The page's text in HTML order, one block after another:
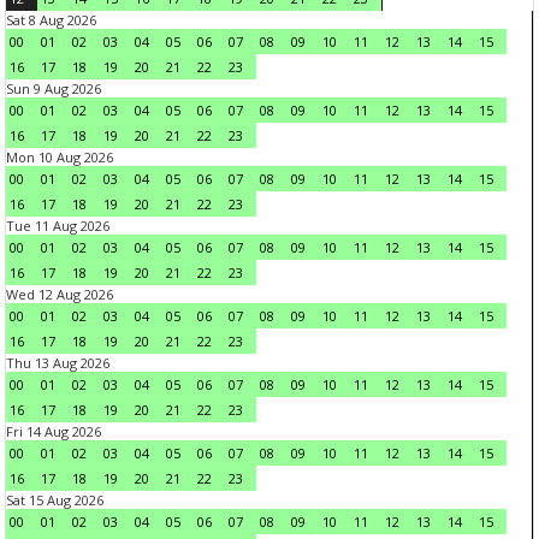
Sat 8 Aug 2026
00
01 02 03 04 05 06 07 08 09 10 11 12 13 14
15
16
17 18 19 20 21 22
23
Sun 9 Aug 2026
00
01 02 03 04 05 06 07 08 09 10 11 12 13 14
15
16
17 18 19 20 21 22
23
Mon 10 Aug 2026
00
01 02 03 04 05 06 07 08 09 10 11 12 13 14
15
16
17 18 19 20 21 22
23
Tue 11 Aug 2026
00
01 02 03 04 05 06 07 08 09 10 11 12 13 14
15
16
17 18 19 20 21 22
23
Wed 12 Aug 2026
00
01 02 03 04 05 06 07 08 09 10 11 12 13 14
15
16
17 18 19 20 21 22
23
Thu 13 Aug 2026
00
01 02 03 04 05 06 07 08 09 10 11 12 13 14
15
16
17 18 19 20 21 22
23
Fri 14 Aug 2026
00
01 02 03 04 05 06 07 08 09 10 11 12 13 14
15
16
17 18 19 20 21 22
23
Sat 15 Aug 2026
00
01 02 03 04 05 06 07 08 09 10 11 12 13 14
15